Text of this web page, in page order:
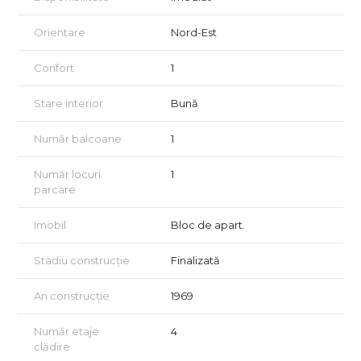
Boxa generoasă de 11 mp oferă flexibilitate: depozitare
sezonieră, spațiu hobby etc.
Posibilitatea instalării unei centrale proprii, care oferă
independență termică și control complet asupra costurilor.
Facilități și zonă
Acces facil către mijloace de transport în comun (autobuz,
tramvai, metrou).
Proximitate pietonală față de:
Grădinițe și after-school-uri.
Orientare Nord-Est
Confort 1
Stare interior Bună
Număr balcoane 1
Număr locuri
parcare
1
Imobil Bloc de apart.
Stadiu construcție Finalizată
An construcție 1969
Număr etaje
clădire
4